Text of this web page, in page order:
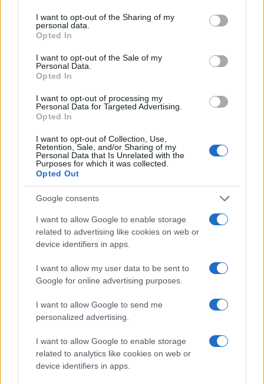
not limited to your visit or usage behaviour. You may click to
grant or deny consent to Google and its third-party tags to
use your data for below specified purposes in below Google
consent section.
I want to opt-out of the Sharing of my
personal data.
Opted In
I want to opt-out of the Sale of my
Personal Data.
Opted In
I want to opt-out of processing my
Personal Data for Targeted Advertising.
Opted In
I want to opt-out of Collection, Use,
Retention, Sale, and/or Sharing of my
Personal Data that Is Unrelated with the
Purposes for which it was collected.
Opted Out
Google consents
I want to allow Google to enable storage
related to advertising like cookies on web or
device identifiers in apps.
I want to allow my user data to be sent to
Google for online advertising purposes.
I want to allow Google to send me
personalized advertising.
I want to allow Google to enable storage
related to analytics like cookies on web or
device identifiers in apps.
Τράπεζα: Με «προίκα» 2
δισ. ευρώ ανοίγει δρόμο για
δάνεια έως 5 δισ. σε
λύση στο ζήτημα των
πινακίδων κυκλοφορίας -
Η Chery επενδύει 75 εκατ. δολάρια στην KG Mobility
Το FIAT 500 Hybrid τώρα
Ατρόμητος και Novibet
συνεχίζουν μαζί: Ανανέωση
δεικτών FTSE4Good